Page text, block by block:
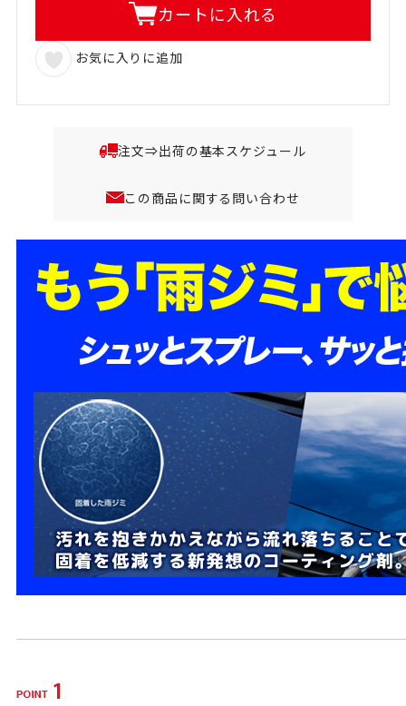
カートに入れる
お気に入りに追加
注文⇒出荷の基本スケジュール
この商品に関する問い合わせ